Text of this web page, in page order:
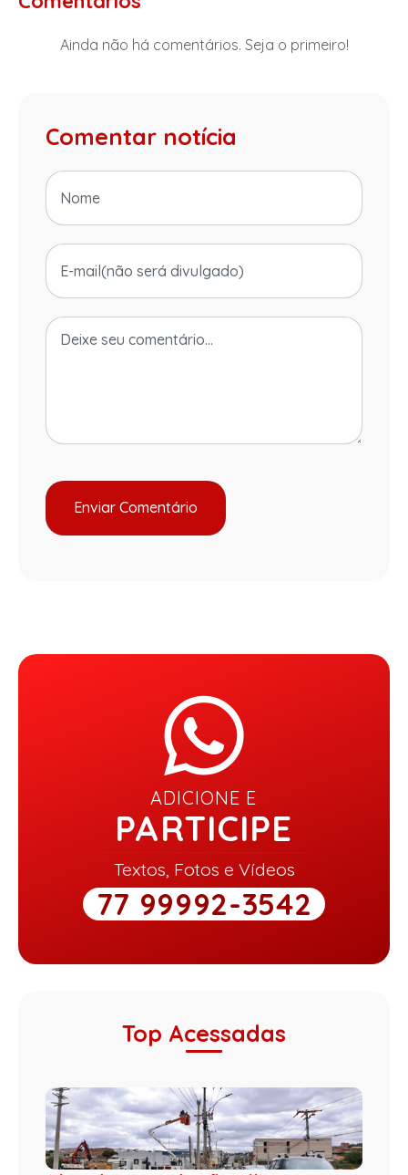
Ainda não há comentários. Seja o primeiro!
Comentar notícia
ADICIONE E
PARTICIPE
Textos, Fotos e Vídeos
77 99992-3542
Top Acessadas